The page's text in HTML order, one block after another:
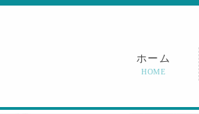
ホーム
HOME